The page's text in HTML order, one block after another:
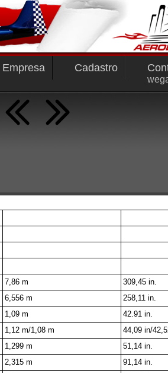
Empresa Cadastro
7,86 m
309,45 in.
6,556 m
258,11 in.
1,09 m
42.91 in.
1,12 m/1,08 m
44,09 in/
1,299 m
51,14 in.
2,315 m
91,14 in.